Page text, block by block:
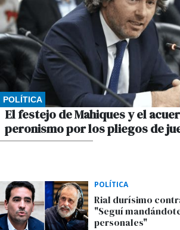
POLÍTICA
El festejo de Mahiques y el
peronismo por los pliegos de
POLÍTICA
Rial durísimo
"Seguí
personales"